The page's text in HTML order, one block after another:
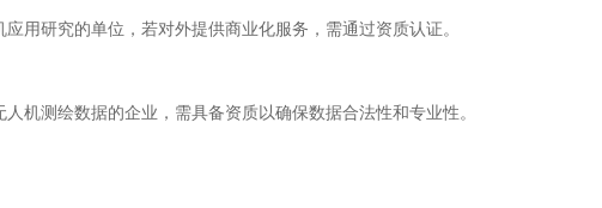
用研究的单位，若对外提供商业化服务，需通过资质认证。
机测绘数据的企业，需具备资质以确保数据合法性和专业性。